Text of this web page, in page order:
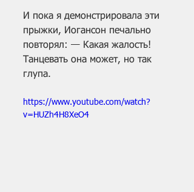
И пока я демонстрировала эти
прыжки, Иогансон печально
повторял: — Какая жалость!
Танцевать она может, но так
глупа.
https://www.youtube.com/watch?
v=HUZh4H8XeO4